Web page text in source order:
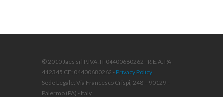
© 2010 Jaes srl P.IVA: IT 04400680262 - R.E.A. PA
412345 CF: 04400680262 - Privacy Policy
Sede Legale: Via Francesco Crispi, 248 – 90129 -
Palermo (PA) - Italy